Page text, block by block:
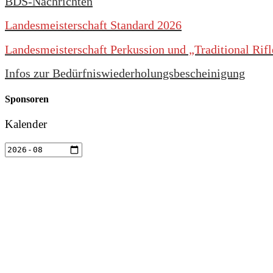
Landesmeisterschaft Standard 2026
Landesmeisterschaft Perkussion und „Traditional
Infos zur Bedürfniswiederholungsbescheinigung
Sponsoren
Kalender